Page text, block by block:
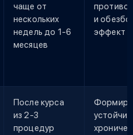
чаще от
нескольких
недель до 1-6
месяцев
и
эффект
После курса
из 2-3
процедур